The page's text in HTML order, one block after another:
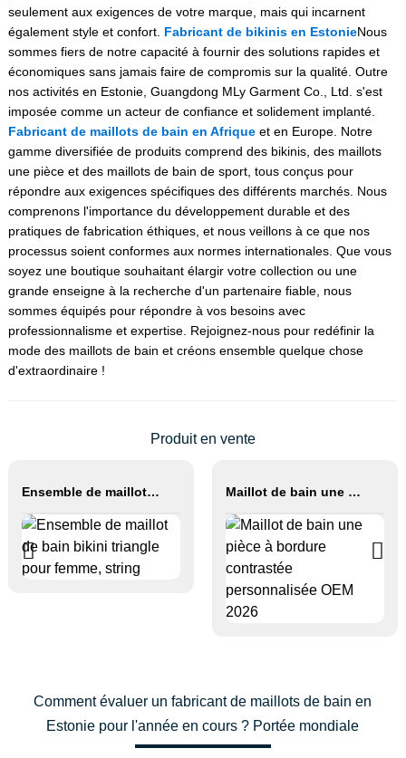
seulement aux exigences de votre marque, mais qui incarnent
également style et confort. Fabricant de bikinis en EstonieNous
sommes fiers de notre capacité à fournir des solutions rapides et
économiques sans jamais faire de compromis sur la qualité. Outre
nos activités en Estonie, Guangdong MLy Garment Co., Ltd. s'est
imposée comme un acteur de confiance et solidement implanté.
Fabricant de maillots de bain en Afriqueet en Europe. Notre
gamme diversifiée de produits comprend des bikinis, des maillots
une pièce et des maillots de bain de sport, tous conçus pour
répondre aux exigences spécifiques des différents marchés. Nous
comprenons l'importance du développement durable et des
pratiques de fabrication éthiques, et nous veillons à ce que nos
processus soient conformes aux normes internationales. Que vous
soyez une boutique souhaitant élargir votre collection ou une
grande enseigne à la recherche d'un partenaire fiable, nous
sommes équipés pour répondre à vos besoins avec
professionnalisme et expertise. Rejoignez-nous pour redéfinir la
mode des maillots de bain et créons ensemble quelque chose
d'extraordinaire !
Produit en vente
Ensemble de maillot de bain bikini triangle pour femme, string Maillot de bain une pièce à bordure contrastée personnalisée OEM 2026
Comment évaluer un fabricant de maillots de bain en
Estonie pour l'année en cours ? Portée mondiale